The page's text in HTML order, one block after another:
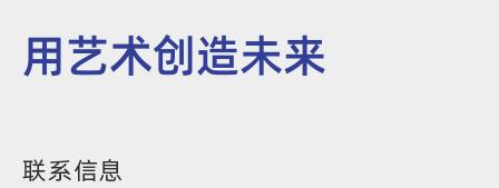
用艺术创造未来
联系信息